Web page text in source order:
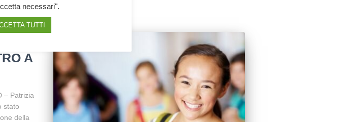
A
– Patrizia
stato
della
necessari".
TUTTI